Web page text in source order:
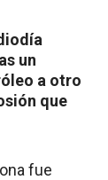
un
a otro
que
fue